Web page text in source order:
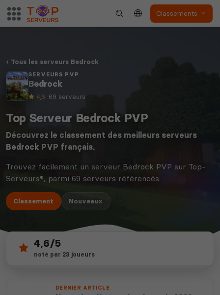
Classements
Tous les serveurs Bedrock
SERVEURS PVP
Bedrock
4,6· 69 serveurs
Top Serveur Bedrock PVP
Découvrez le classement des meilleurs serveurs
Bedrock PVP français.
Trouvez facilement un serveur Bedrock PVP sur Top-
Serveurs®, parmi 69 serveurs référencés.
Classement Nouveaux
69
serveurs actifs
depuis 2012
4,6/5
noté par 23 joueurs
DERNIER ARTICLE